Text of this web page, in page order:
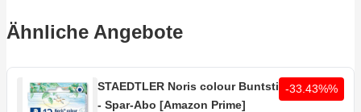
Ähnliche Angebote
STAEDTLER Noris colour Buntstifte 12 Stifte
- Spar-Abo [Amazon Prime]
-33.43%%